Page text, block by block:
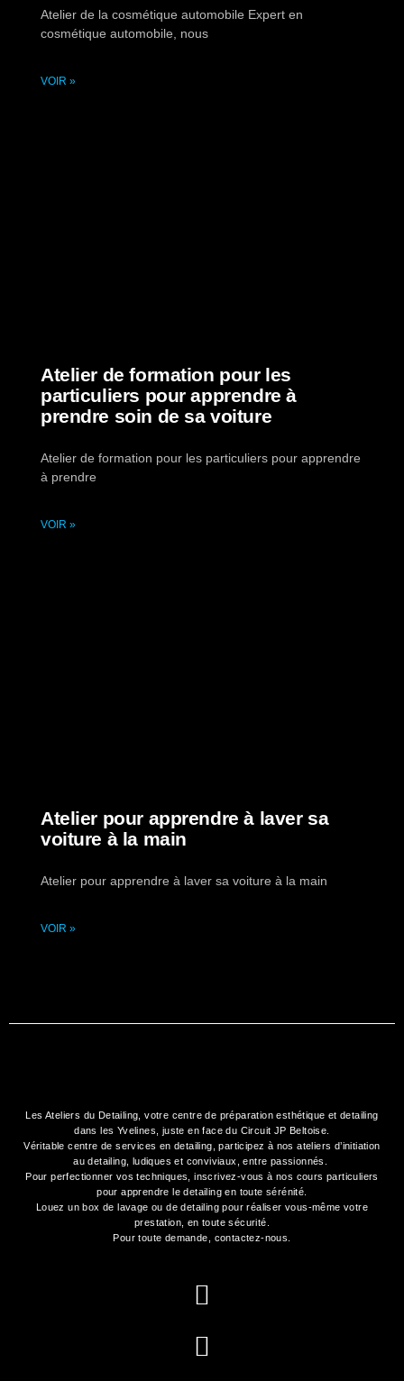
Atelier de la cosmétique automobile Expert en
cosmétique automobile, nous
VOIR »
Atelier de formation pour les
particuliers pour apprendre à
prendre soin de sa voiture
Atelier de formation pour les particuliers pour apprendre
à prendre
VOIR »
Atelier pour apprendre à laver sa
voiture à la main
Atelier pour apprendre à laver sa voiture à la main
VOIR »
Les Ateliers du Detailing, votre centre de préparation esthétique et detailing
dans les Yvelines, juste en face du Circuit JP Beltoise.
Véritable centre de services en detailing, participez à nosateliers d’initiation
au detailing , ludiques et conviviaux, entre passionnés.
Pour perfectionner vos techniques, inscrivez-vous à nos cours particuliers
pour apprendre le detailing en toute sérénité.
Louez un box de lavage ou de detailing pour réaliser vous-même votre
prestation, en toute sécurité.
Pour toute demande, contactez-nous